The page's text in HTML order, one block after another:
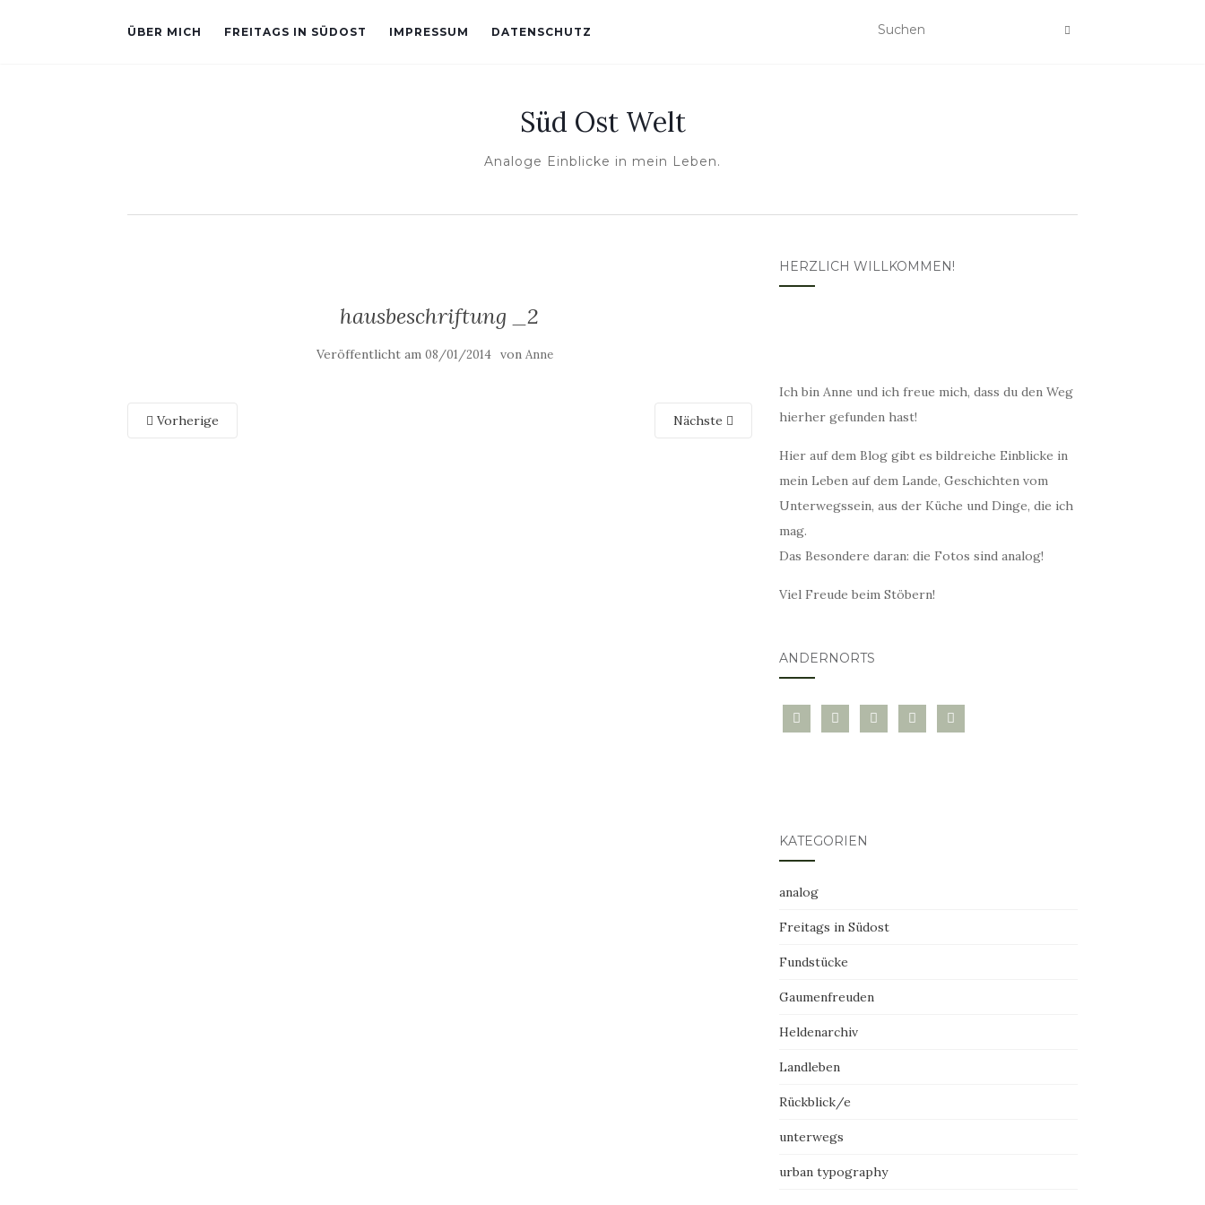
ÜBER MICH FREITAGS IN SÜDOST IMPRESSUM DATENSCHUTZ
Süd Ost Welt
Analoge Einblicke in mein Leben.
hausbeschriftung _2
Veröffentlicht am08/01/2014 vonAnne
Vorherige Nächste
HERZLICH WILLKOMMEN!
Ich bin Anne und ich freue mich, dass du den Weg
hierher gefunden hast!
Hier auf dem Blog gibt es bildreiche Einblicke in
mein Leben auf dem Lande, Geschichten vom
Unterwegssein, aus der Küche und Dinge, die ich
mag.
Das Besondere daran: die Fotos sind analog!
Viel Freude beim Stöbern!
ANDERNORTS
bloglovininstagramtwitter pinterest
mail
KATEGORIEN
analog
Freitags in Südost
Fundstücke
Gaumenfreuden
Heldenarchiv
Landleben
Rückblick/e
unterwegs
urban typography